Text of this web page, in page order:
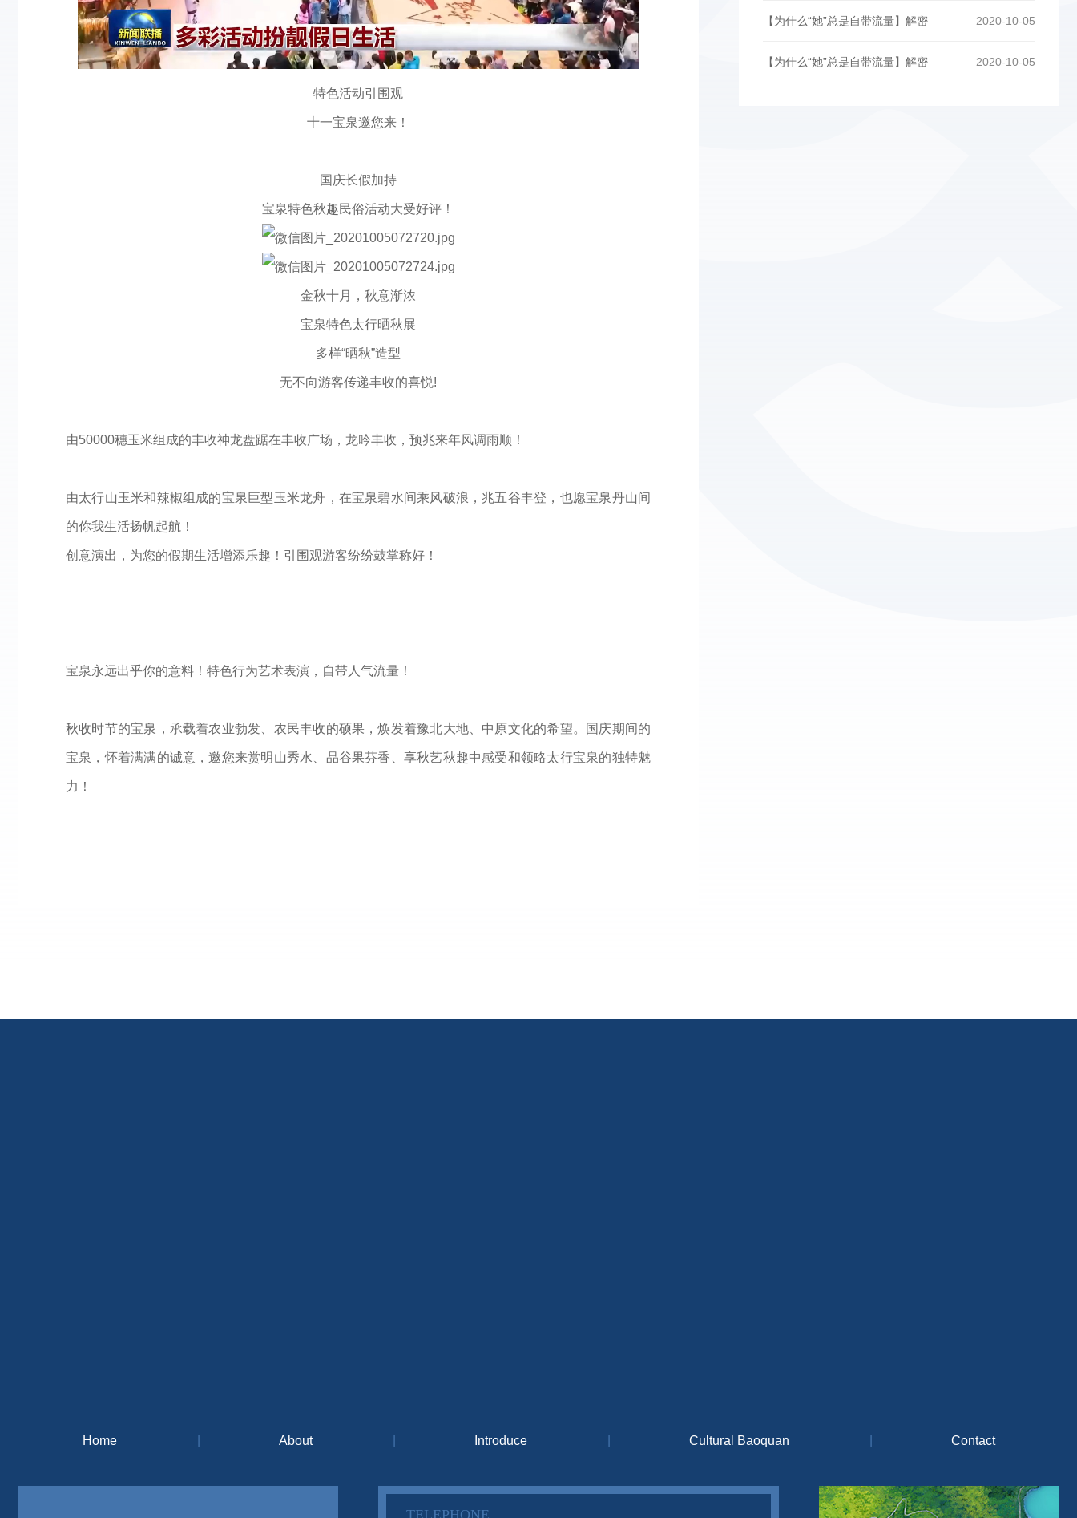
特色活动引围观
十一宝泉邀您来！
国庆长假加持
宝泉特色秋趣民俗活动大受好评！
金秋十月，秋意渐浓
宝泉特色太行晒秋展
多样“晒秋”造型
无不向游客传递丰收的喜悦!
由50000穗玉米组成的丰收神龙盘踞在丰收广场，龙吟丰收，预兆来年风调雨顺！
由太行山玉米和辣椒组成的宝泉巨型玉米龙舟，在宝泉碧水间乘风破浪，兆五谷丰登，也愿宝泉丹山间
的你我生活扬帆起航！
创意演出，为您的假期生活增添乐趣！引围观游客纷纷鼓掌称好！
宝泉永远出乎你的意料！特色行为艺术表演，自带人气流量！
秋收时节的宝泉，承载着农业勃发、农民丰收的硕果，焕发着豫北大地、中原文化的希望。国庆期间的
宝泉，怀着满满的诚意，邀您来赏明山秀水、品谷果芬香、享秋艺秋趣中感受和领略太行宝泉的独特魅
力！
2020-10-05
【为什么“她”总是自带流量】解密
2020-10-05
【为什么“她”总是自带流量】解密
Home About Introduce Cultural Baoquan Contact
TELEPHONE